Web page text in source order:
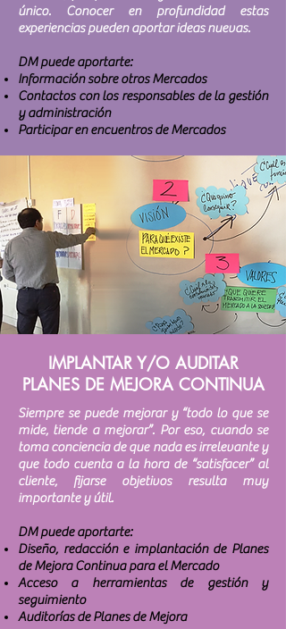
único. Conocer en profundidad estas
experiencias pueden aportar ideas nuevas.
DM puede aportarte:
Información sobre otros Mercados
Contactos con los responsables de la gestión
y administración
Participar en encuentros de Mercados
IMPLANTAR Y/O AUDITAR
PLANES DE MEJORA CONTINUA
Siempre se puede mejorar y “todo lo que se
mide, tiende a mejorar”. Por eso, cuando se
toma conciencia de que nada es irrelevante y
que todo cuenta a la hora de “satisfacer” al
cliente, fijarse objetivos resulta muy
importante y útil.
DM puede aportarte:
Diseño, redacción e implantación de Planes
de Mejora Continua para el Mercado
Acceso a herramientas de gestión y
seguimiento
Auditorías de Planes de Mejora